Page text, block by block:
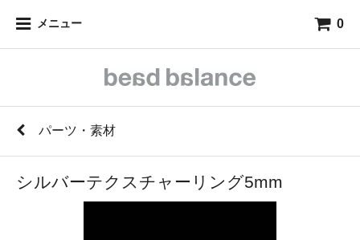
メニュー 0
パーツ・素材
シルバーテクスチャーリング5mm